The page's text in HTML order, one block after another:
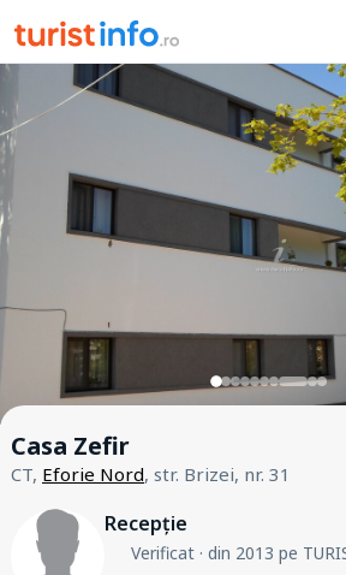
Casa Zefir
CT, Eforie Nord, str. Brizei, nr. 31
Recepție
Verificat· din 2013 pe